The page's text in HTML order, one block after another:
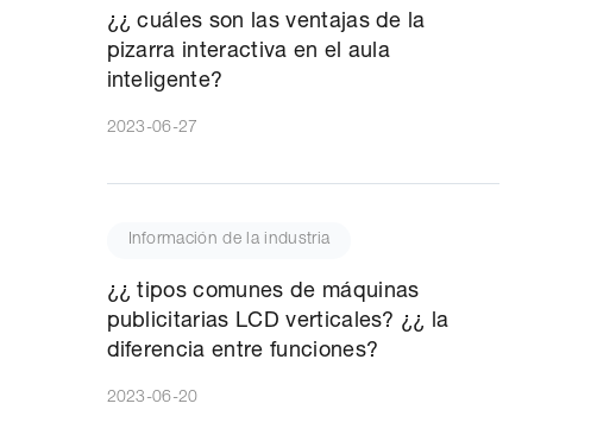
¿¿ cuáles son las ventajas de la
pizarra interactiva en el aula
inteligente?
2023-06-27
Información de la industria
¿¿ tipos comunes de máquinas
publicitarias LCD verticales? ¿¿ la
diferencia entre funciones?
2023-06-20